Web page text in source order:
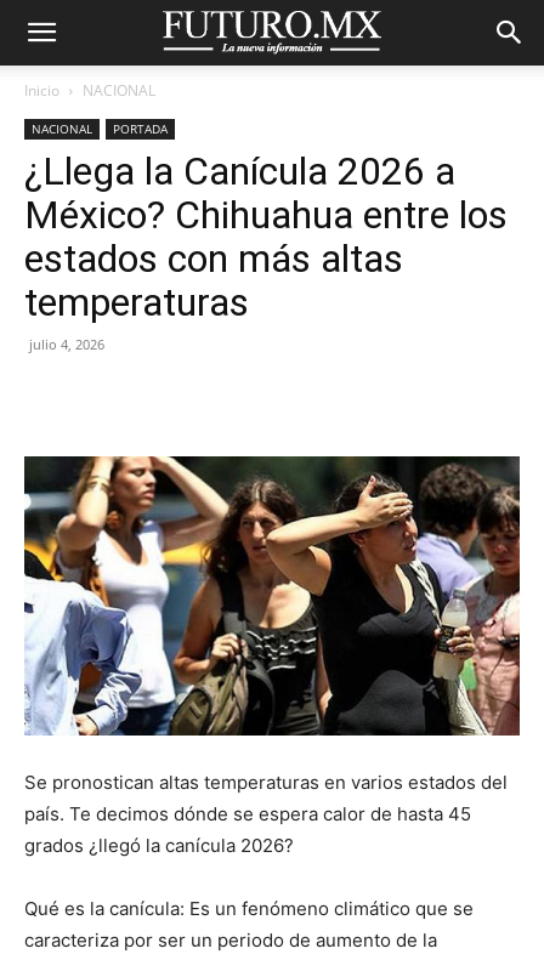
Inicio NACIONAL
NACIONAL PORTADA
¿Llega la Canícula 2026 a
México? Chihuahua entre los
estados con más altas
temperaturas
julio 4, 2026
Se pronostican altas temperaturas en varios estados del
país. Te decimos dónde se espera calor de hasta 45
grados ¿llegó la canícula 2026?
Qué es la canícula: Es un fenómeno climático que se
caracteriza por ser un periodo de aumento de la